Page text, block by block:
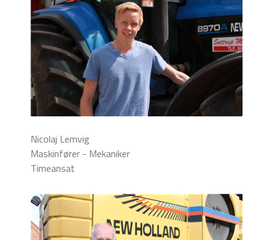
Nicolaj Lemvig
Maskinfører - Mekaniker
Timeansat